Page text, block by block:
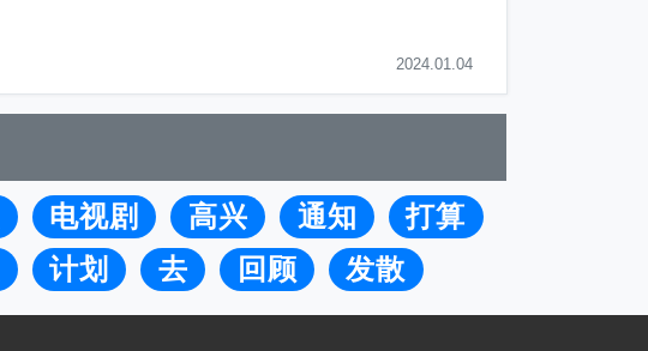
2024.01.04
电视剧 高兴 通知
打算
计划 去 回顾 发散